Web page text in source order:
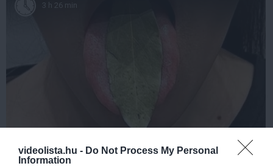
videolista.hu - Do Not Process My Personal
Information
3 h 26 min
This Simple Trick Removes All Parasites From
Your Body!